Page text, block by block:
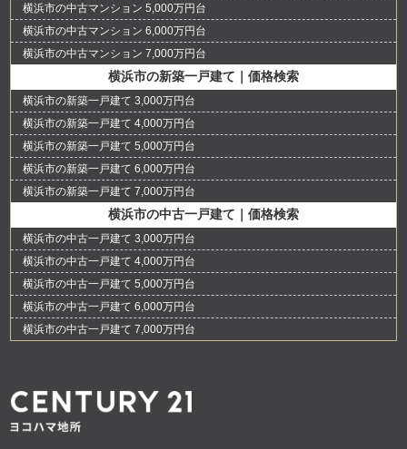
横浜市の中古マンション 5,000万円台
横浜市の中古マンション 6,000万円台
横浜市の中古マンション 7,000万円台
横浜市の新築一戸建て｜価格検索
横浜市の新築一戸建て 3,000万円台
横浜市の新築一戸建て 4,000万円台
横浜市の新築一戸建て 5,000万円台
横浜市の新築一戸建て 6,000万円台
横浜市の新築一戸建て 7,000万円台
横浜市の中古一戸建て｜価格検索
横浜市の中古一戸建て 3,000万円台
横浜市の中古一戸建て 4,000万円台
横浜市の中古一戸建て 5,000万円台
横浜市の中古一戸建て 6,000万円台
横浜市の中古一戸建て 7,000万円台